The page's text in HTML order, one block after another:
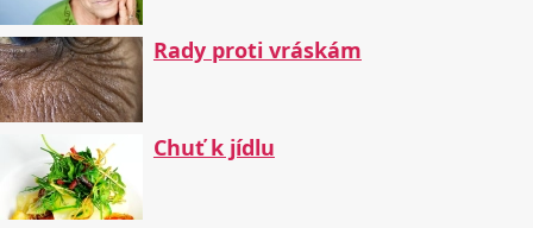
Rady proti vráskám
Chuť k jídlu